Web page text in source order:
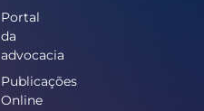
Portal
da
advocacia
Publicações
Online